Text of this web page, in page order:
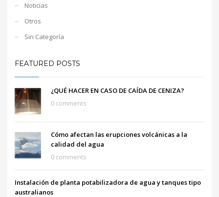
Noticias
Otros
Sin Categoría
FEATURED POSTS
¿QUÉ HACER EN CASO DE CAÍDA DE CENIZA?
0 comments
Cómo afectan las erupciones volcánicas a la
calidad del agua
0 comments
Instalación de planta potabilizadora de agua y tanques tipo
australianos